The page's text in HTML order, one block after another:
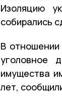
Изоляцию
собирались
В отношении
уголовное
имущества
лет,